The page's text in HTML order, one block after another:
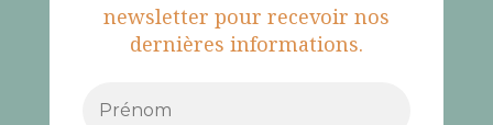
newsletter pour recevoir nos
dernières informations.